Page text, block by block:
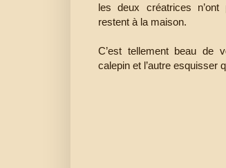
les deux créatrices
restent à la maison.
C’est tellement beau de
calepin et l’autre esquisser